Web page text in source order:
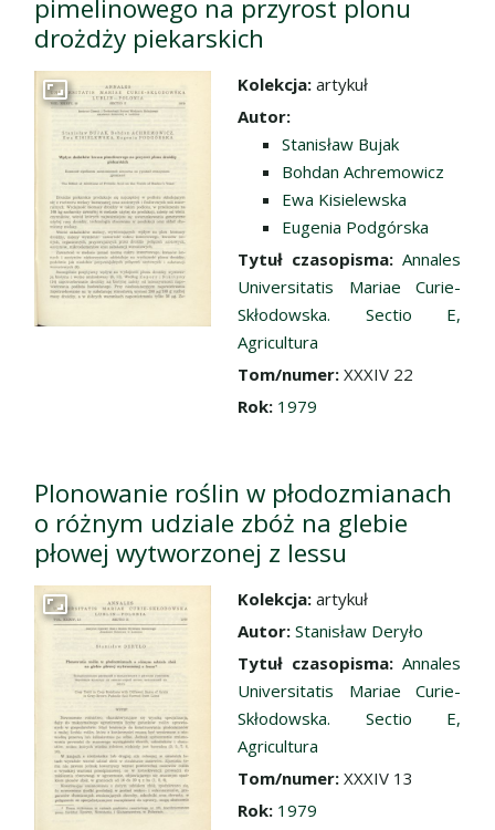
pimelinowego na przyrost plonu
drożdży piekarskich
Przejdź do zbioru
Kolekcja: artykuł
Autor:
Stanisław Bujak
Bohdan Achremowicz
Ewa Kisielewska
Eugenia Podgórska
Tytuł czasopisma: Annales
Universitatis Mariae Curie-
Skłodowska. Sectio E,
Agricultura
Tom/numer: XXXIV 22
Rok: 1979
Plonowanie roślin w płodozmianach
o różnym udziale zbóż na glebie
płowej wytworzonej z lessu
Przejdź do zbioru
Kolekcja: artykuł
Autor: Stanisław Deryło
Tytuł czasopisma: Annales
Universitatis Mariae Curie-
Skłodowska. Sectio E,
Agricultura
Tom/numer: XXXIV 13
Rok: 1979